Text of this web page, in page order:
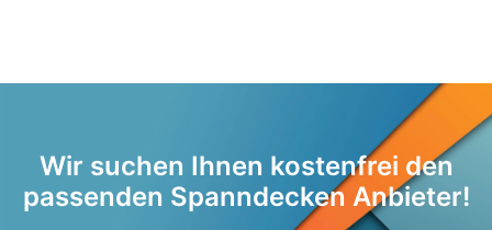
Wir suchen Ihnen kostenfrei den
passenden Spanndecken Anbieter!